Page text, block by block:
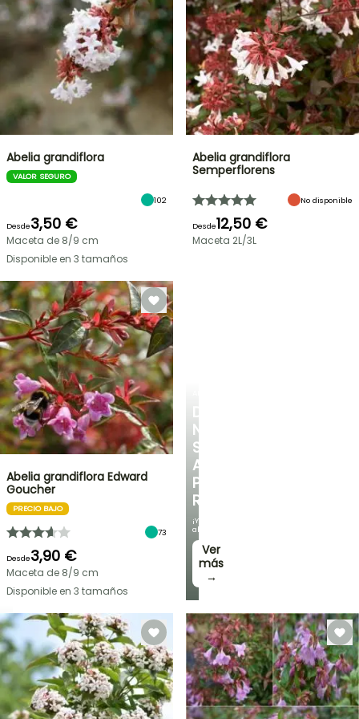
OFERTA
RELÁMPAGO
¡HASTA
UN
30
%
DE
BULBOS
DE
DESCUBRE
NUESTRA
SELECCIÓN
A
PRECIOS
REDUCIDOS
¡Y
ahorra!
Ver
más
→
Abelia grandiflora
VALOR SEGURO
102
Desde3,50 €
Maceta de 8/9 cm
Disponible en 3 tamaños
Abelia grandiflora
Semperflorens
No disponible
Desde12,50 €
Maceta 2L/3L
Abelia grandiflora Edward
Goucher
PRECIO BAJO
73
Desde3,90 €
Maceta de 8/9 cm
Disponible en 3 tamaños